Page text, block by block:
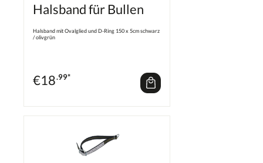
Halsband für Bullen
Halsband mit Ovalglied und D-Ring 150 x 5cm schwarz
/ olivgrün
€18.99*